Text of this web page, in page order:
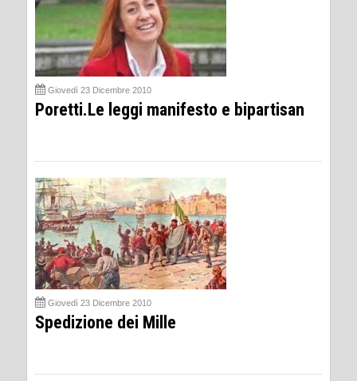
Giovedì 23 Dicembre 2010
Poretti.Le leggi manifesto e bipartisan
Giovedì 23 Dicembre 2010
Spedizione dei Mille